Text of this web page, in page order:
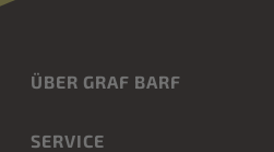
ÜBER GRAF BARF
SERVICE